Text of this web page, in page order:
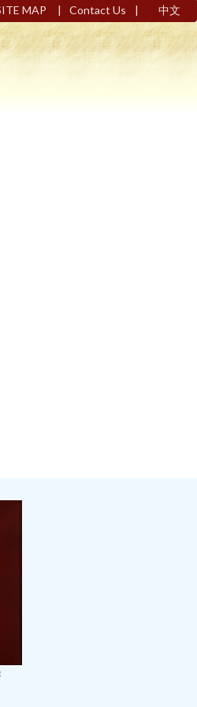
MAP | Contact Us | 中文